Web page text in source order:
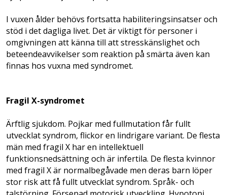
I vuxen ålder behövs fortsatta habiliteringsinsatser och
stöd i det dagliga livet. Det är viktigt för personer i
omgivningen att känna till att stresskänslighet och
beteendeavvikelser som reaktion på smärta även kan
finnas hos vuxna med syndromet.
Fragil X-syndromet
Ärftlig sjukdom. Pojkar med fullmutation får fullt
utvecklat syndrom, flickor en lindrigare variant. De flesta
män med fragil X har en intellektuell
funktionsnedsättning och är infertila. De flesta kvinnor
med fragil X är normalbegåvade men deras barn löper
stor risk att få fullt utvecklat syndrom. Språk- och